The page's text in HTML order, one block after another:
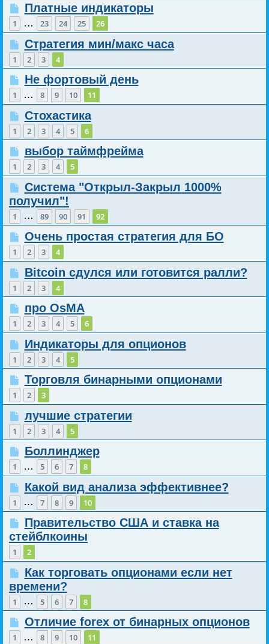
Платные индикаторы
1 … 23 24 25 26
Стратегия мин/макс часа
1 2 3 4
Не фортовый день
1 … 8 9 10 11
Стохастика
1 2 3 4 5 6
выбор таймфрейма
1 2 3 4 5
Система "Открыл-Закрыл 1000%
получил"!
1 … 89 90 91 92
Очень простая стратегия для БО
1 2 3 4
Bitcoin сдулся или готовится ралли?
1 2 3 4
про OsMA
1 2 3 4 5 6
Индикаторы для опционов
1 2 3 4 5
Торговля бинарными опционами
1 2 3
лучшие стратегии
1 2 3 4 5
Боллинджер
1 … 5 6 7 8
Какой вид анализа эффективнее?
1 … 7 8 9 10
Правительство США и ставка на
стейблкоины
1 2
Как торговать опционами если нет
времени?
1 … 5 6 7 8
Отличие forex от бинарных опционов
1 … 8 9 10 11